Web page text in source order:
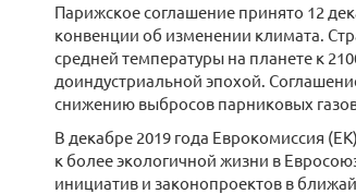
Парижское соглашение принято 12
конвенции об изменении климата.
средней температуры на планете к
доиндустриальной эпохой.
снижению выбросов парниковых
В декабре 2019 года Еврокомиссия
к более экологичной жизни в
инициатив и законопроектов в